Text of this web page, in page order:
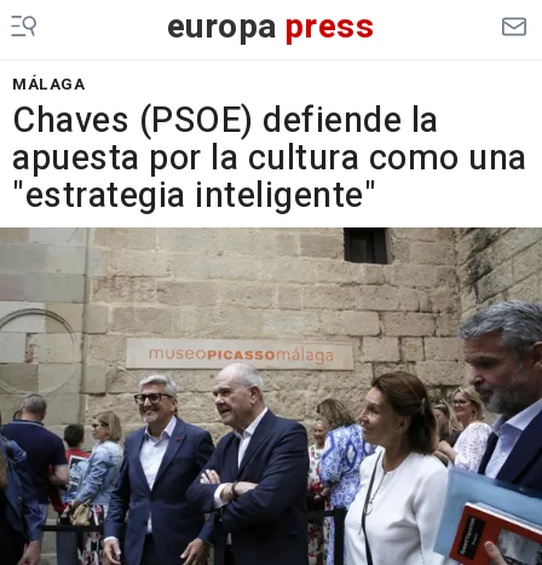
europa press
MÁLAGA
Chaves (PSOE) defiende la
apuesta por la cultura como una
"estrategia inteligente"